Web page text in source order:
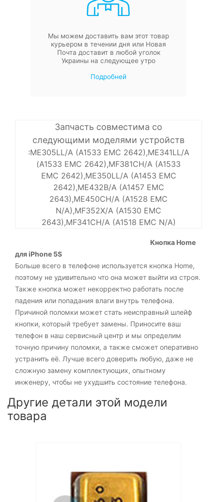
Мы можем доставить вам этот товар
курьером в течении дня или Новая
Почта доставит в любой уголок
Украины на следующее утро
Подробней
Запчасть совместима со
следующими моделями устройств
:ME305LL/A (A1533 EMC 2642),ME341LL/A
(A1533 EMC 2642),MF381CH/A (A1533
EMC 2642),ME350LL/A (A1453 EMC
2642),ME432B/A (A1457 EMC
2643),ME450CH/A (A1528 EMC
N/A),MF352X/A (A1530 EMC
2643),MF341CH/A (A1518 EMC N/A)
Кнопка Home
для iPhone 5S
Больше всего в телефоне используется кнопка Home,
поэтому не удивительно что она может выйти из строя.
Также кнопка может некорректно работать после
падения или попадания влаги внутрь телефона.
Причиной поломки может стать неисправный шлейф
кнопки, который требует замены. Приносите ваш
телефон в наш сервисный центр и мы определим
точную причину поломки, а также сможет оперативно
устранить её. Лучше всего доверить любую, даже не
сложную замену комплектующих, опытному
инженеру, чтобы не ухудшить состояние телефона.
Другие детали этой модели
товара